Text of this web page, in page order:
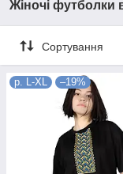
Жіночі футболки
Сортування
р. L-XL –19%